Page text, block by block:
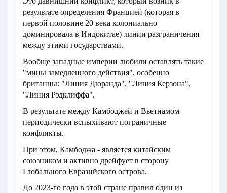
результате определения Францией (которая в
первой половине 20 века колониально
доминировала в Индокитае) линии разграничения
между этими государствами.
Вообще западные империи любили оставлять такие
"мины замедленного действия", особенно
британцы: "Линия Дюранда", "Линия Керзона",
"Линия Рэдклиффа".
В результате между Камбоджей и Вьетнамом
периодически вспыхивают пограничные
конфликты.
При этом, Камбоджа - является китайским
союзником и активно дрейфует в сторону
Глобального Евразийского острова.
До 2023-го года в этой стране правил один из